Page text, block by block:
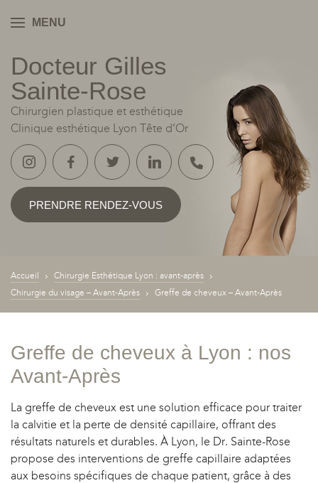
MENU
Docteur Gilles
Sainte‑Rose
Chirurgien plastique et esthétique
Clinique esthétique Lyon Tête d’Or
PRENDRE RENDEZ-VOUS
Accueil
Chirurgie Esthétique Lyon : avant-après
Chirurgie du visage – Avant-Après
Greffe de cheveux – Avant-Après
Greffe de cheveux à Lyon : nos
Avant-Après
La greffe de cheveux est une solution efficace pour traiter
la calvitie et la perte de densité capillaire, offrant des
résultats naturels et durables. À Lyon, le Dr. Sainte-Rose
propose des interventions de greffe capillaire adaptées
aux besoins spécifiques de chaque patient, grâce à des